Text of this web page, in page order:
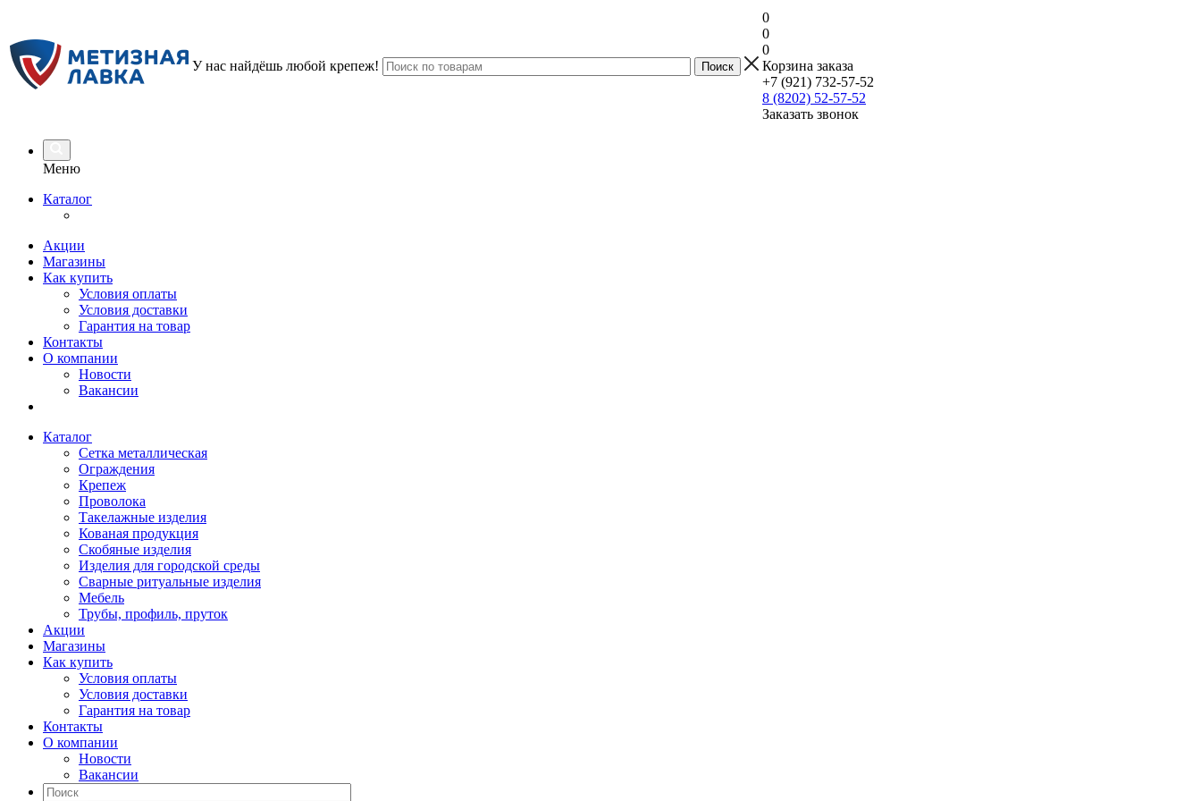
У нас найдёшь любой крепеж!
0
0
0
Корзина заказа
+7 (921) 732-57-52
8 (8202) 52-57-52
Заказать звонок
Меню
Каталог
Акции
Магазины
Как купить
Условия оплаты
Условия доставки
Гарантия на товар
Контакты
О компании
Новости
Вакансии
Каталог
Сетка металлическая
Ограждения
Крепеж
Проволока
Такелажные изделия
Кованая продукция
Скобяные изделия
Изделия для городской среды
Сварные ритуальные изделия
Мебель
Трубы, профиль, пруток
Акции
Магазины
Как купить
Условия оплаты
Условия доставки
Гарантия на товар
Контакты
О компании
Новости
Вакансии